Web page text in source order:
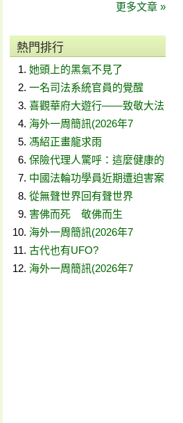
更多文章 »
熱門排行
她頭上的黑氣不見了
一名司法系統官員的覺醒
喜觀華府大遊行——致敬大法
海外一周簡訊(2026年7
馮紹正畫龍求雨
保險代理人驚呼：這麼健康的
中國法輪功學員近期遭迫害案
從無聲世界回有聲世界
害佛而死 敬佛而生
海外一周簡訊(2026年7
古代也有UFO?
海外一周簡訊(2026年7